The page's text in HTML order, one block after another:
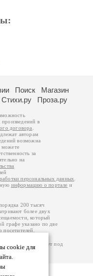
cookie для
Поиск
Магазин
Стихи.ру Проза.ру
в
договора
авторам
возможна
можете
за
на
персональных данных
информацию о портале и
200 тысяч
более двух
который
графе указано по две
Портал работает под